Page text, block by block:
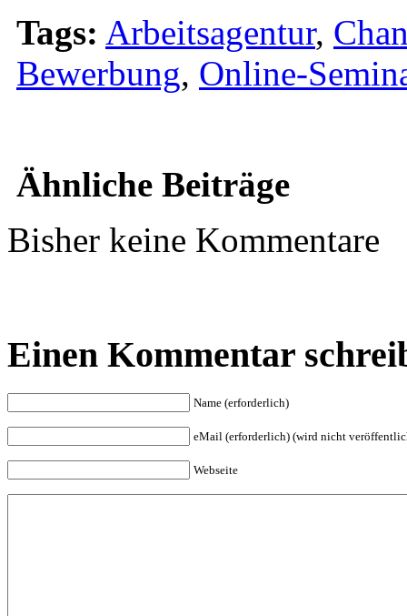
Tags: Arbeitsagentur,
Bewerbung, Online-
Ähnliche Beiträge
Bisher keine Kommentare
Einen Kommentar
Name (erforderlich)
eMail (erforderlich) (wird nicht
Webseite